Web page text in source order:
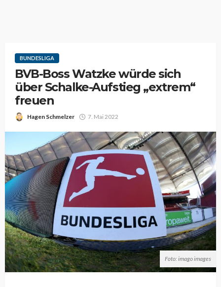
BUNDESLIGA
BVB-Boss Watzke würde sich
über Schalke-Aufstieg „extrem“
freuen
Hagen Schmelzer 7. Mai 2022
Foto: imago images